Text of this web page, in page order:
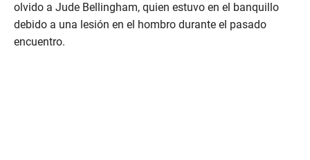
olvido a Jude Bellingham, quien estuvo en el banquillo
debido a una lesión en el hombro durante el pasado
encuentro.